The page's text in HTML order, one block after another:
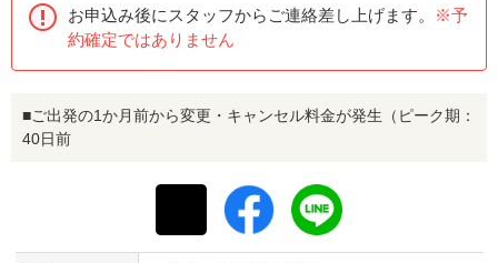
お申込み後にスタッフからご連絡差し上げます。
※予
約確定ではありません
■ご出発の1か月前から変更・キャンセル料金が発生（ピーク期：
40日前